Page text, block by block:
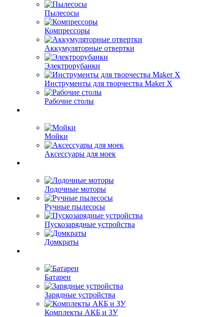
Пылесосы
Компрессоры
Аккумуляторные отвертки
Электрорубанки
Инструменты для творчества Maker X
Рабочие столы
Мойки
Аксессуары для моек
Лодочные моторы
Ручные пылесосы
Пускозарядные устройства
Домкраты
Батареи
Зарядные устройства
Комплекты АКБ и ЗУ